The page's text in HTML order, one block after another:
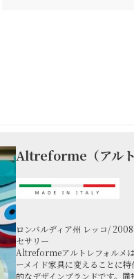
Altreforme（アルト
ロンバルディア州 レッコ/
セサリー
Altreformeアルトレフォルメ
ーメイド家具に変えることに
的なデザインブランドです。